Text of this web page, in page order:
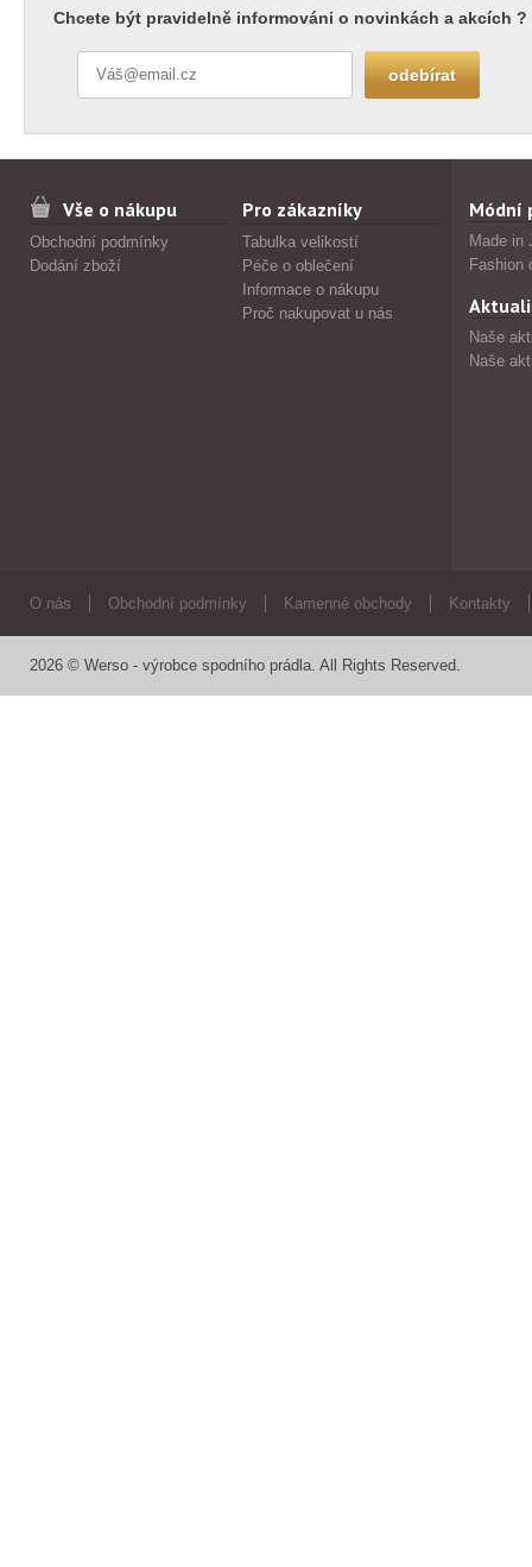
Chcete být pravidelně informováni o novinkách a akcích ?
Vše o nákupu
Obchodní podmínky
Dodání zboží
Pro zákazníky
Tabulka velikostí
Péče o oblečení
Informace o nákupu
Proč nakupovat u nás
Módní
Made in
Fashion
Naše
Naše
O nás Obchodní podmínky Kamenné obchody Kontakty
2026 © Werso - výrobce spodního prádla. All Rights Reserved.